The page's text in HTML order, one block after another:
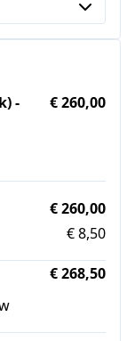
-
€ 260,00
€ 260,00
€ 8,50
€ 268,50